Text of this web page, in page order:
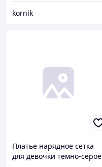
kornik
Платье нарядное сетка
для девочки темно-серое